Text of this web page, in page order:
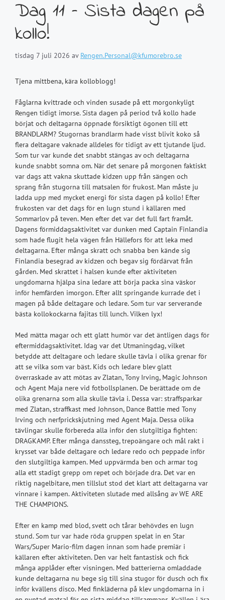
Dag 11 – Sista dagen på
kollo!
tisdag 7 juli 2026 av Rengen.Personal@kfumorebro.se
Tjena mittbena, kära kolloblogg!
Fåglarna kvittrade och vinden susade på ett morgonkyligt
Rengen tidigt imorse. Sista dagen på period två kollo hade
börjat och deltagarna öppnade försiktigt ögonen till ett
BRANDLARM? Stugornas brandlarm hade visst blivit koko så
flera deltagare vaknade alldeles för tidigt av ett tjutande ljud.
Som tur var kunde det snabbt stängas av och deltagarna
kunde snabbt somna om. När det senare på morgonen faktiskt
var dags att vakna skuttade kidzen upp från sängen och
sprang från stugorna till matsalen för frukost. Man måste ju
ladda upp med mycket energi för sista dagen på kollo! Efter
frukosten var det dags för en lugn stund i källaren med
Sommarlov på teven. Men efter det var det full fart framåt.
Dagens förmiddagsaktivitet var dunken med Captain Finlandia
som hade flugit hela vägen från Hällefors för att leka med
deltagarna. Efter många skratt och snabba ben kände sig
Finlandia besegrad av kidzen och begav sig fördärvat från
gården. Med skrattet i halsen kunde efter aktiviteten
ungdomarna hjälpa sina ledare att börja packa sina väskor
inför hemfärden imorgon. Efter allt springande kurrade det i
magen på både deltagare och ledare. Som tur var serverande
bästa kollokockarna fajitas till lunch. Vilken lyx!
Med mätta magar och ett glatt humör var det äntligen dags för
eftermiddagsaktivitet. Idag var det Utmaningdag, vilket
betydde att deltagare och ledare skulle tävla i olika grenar för
att se vilka som var bäst. Kids och ledare blev glatt
överraskade av att mötas av Zlatan, Tony Irving, Magic Johnson
och Agent Maja nere vid fotbollsplanen. De berättade om de
olika grenarna som alla skulle tävla i. Dessa var: straffsparkar
med Zlatan, straffkast med Johnson, Dance Battle med Tony
Irving och nerfprickskjutning med Agent Maja. Dessa olika
tävlingar skulle förbereda alla inför den slutgiltiga fighten:
DRAGKAMP. Efter många danssteg, trepoängare och mål rakt i
krysset var både deltagare och ledare redo och peppade inför
den slutgiltiga kampen. Med uppvärmda ben och armar tog
alla ett stadigt grepp om repet och började dra. Det var en
riktig nagelbitare, men tillslut stod det klart att deltagarna var
vinnare i kampen. Aktiviteten slutade med allsång av WE ARE
THE CHAMPIONS.
Efter en kamp med blod, svett och tårar behövdes en lugn
stund. Som tur var hade röda gruppen spelat in en Star
Wars/Super Mario-film dagen innan som hade premiär i
källaren efter aktiviteten. Den var helt fantastisk och fick
många applåder efter visningen. Med batterierna omladdade
kunde deltagarna nu bege sig till sina stugor för dusch och fix
inför kvällens disco. Med finkläderna på klev ungdomarna in i